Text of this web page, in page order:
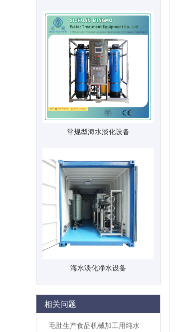
常规型海水淡化设备
海水淡化净水设备
相关问题
毛肚生产食品机械加工用纯水